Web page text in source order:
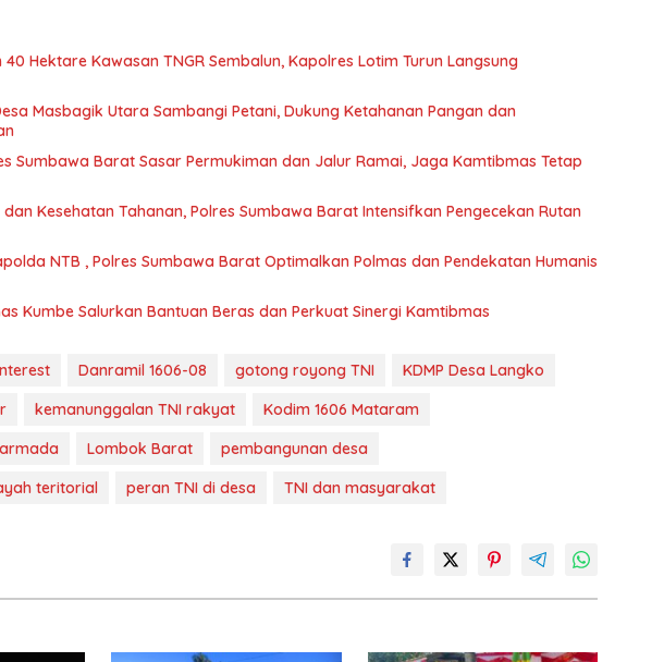
Hektare Kawasan TNGR Sembalun, Kapolres Lotim Turun Langsung
Masbagik Utara Sambangi Petani, Dukung Ketahanan Pangan dan
Sumbawa Barat Sasar Permukiman dan Jalur Ramai, Jaga Kamtibmas Tetap
Kesehatan Tahanan, Polres Sumbawa Barat Intensifkan Pengecekan Rutan
NTB , Polres Sumbawa Barat Optimalkan Polmas dan Pendekatan Humanis
Kumbe Salurkan Bantuan Beras dan Perkuat Sinergi Kamtibmas
Danramil 1606-08 gotong royong TNI
KDMP Desa Langko
kemanunggalan TNI rakyat
Kodim 1606 Mataram
Lombok Barat
pembangunan desa
teritorial
peran TNI di desa TNI dan masyarakat